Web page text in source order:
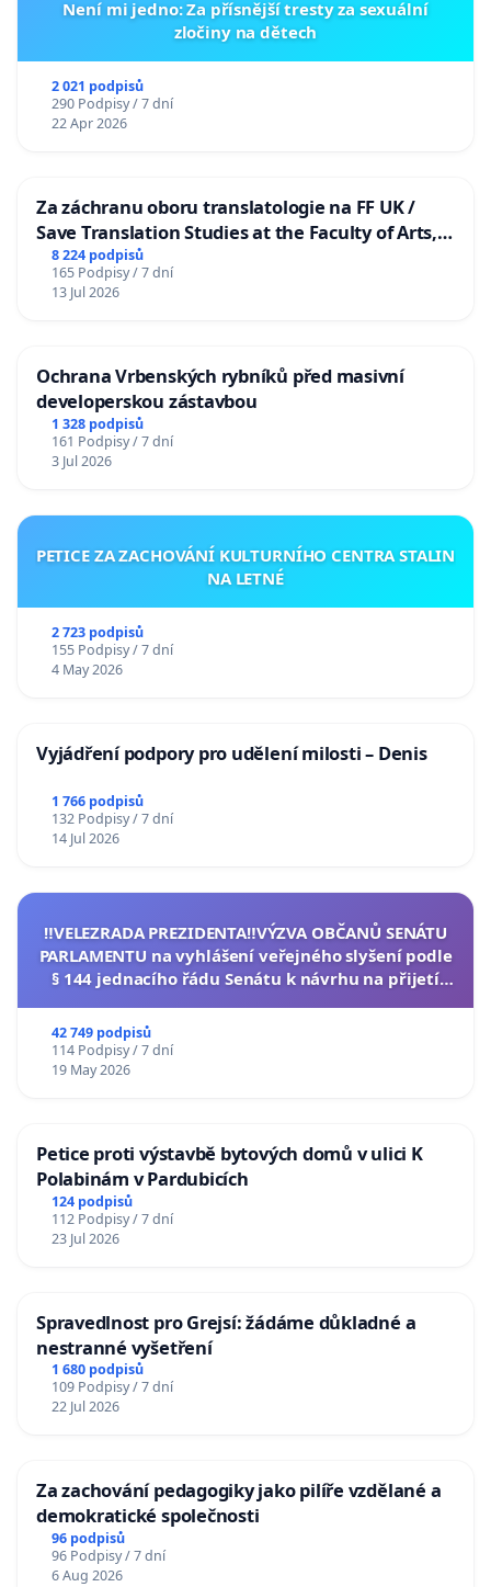
Není mi jedno: Za přísnější tresty za sexuální
zločiny na dětech
2 021 podpisů
290 Podpisy / 7 dní
22 Apr 2026
Za záchranu oboru translatologie na FF UK /
Save Translation Studies at the Faculty of Arts,
Charles University
8 224 podpisů
165 Podpisy / 7 dní
13 Jul 2026
Ochrana Vrbenských rybníků před masivní
developerskou zástavbou
1 328 podpisů
161 Podpisy / 7 dní
3 Jul 2026
PETICE ZA ZACHOVÁNÍ KULTURNÍHO CENTRA STALIN
NA LETNÉ
2 723 podpisů
155 Podpisy / 7 dní
4 May 2026
Vyjádření podpory pro udělení milosti – Denis
1 766 podpisů
132 Podpisy / 7 dní
14 Jul 2026
‼️VELEZRADA PREZIDENTA‼️VÝZVA OBČANŮ SENÁTU
PARLAMENTU na vyhlášení veřejného slyšení podle
§ 144 jednacího řádu Senátu k návrhu na přijetí
42 749 podpisů
114 Podpisy / 7 dní
19 May 2026
Petice proti výstavbě bytových domů v ulici K
Polabinám v Pardubicích
124 podpisů
112 Podpisy / 7 dní
23 Jul 2026
Spravedlnost pro Grejsí: žádáme důkladné a
nestranné vyšetření
1 680 podpisů
109 Podpisy / 7 dní
22 Jul 2026
Za zachování pedagogiky jako pilíře vzdělané a
demokratické společnosti
96 podpisů
96 Podpisy / 7 dní
6 Aug 2026